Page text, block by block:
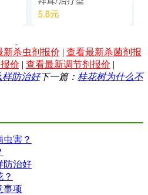
新杀虫剂报价 | 查看最新杀菌剂报
价 | 查看最新调节剂报价 |
样防治好下一篇： 桂花树为什么不
害？
防治好
事项